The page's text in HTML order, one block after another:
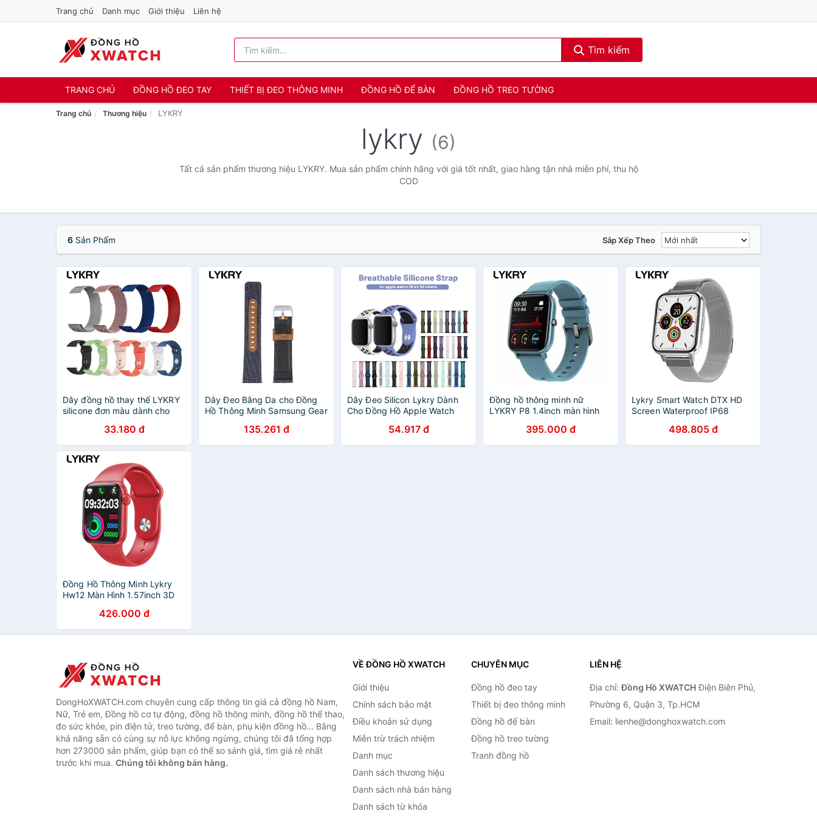
Trang chủ Danh mục Giới thiệu Liên hệ
Tìm kiếm
TRANG CHỦ ĐỒNG HỒ ĐEO TAY THIẾT BỊ ĐEO THÔNG MINH ĐỒNG HỒ ĐỂ BÀN ĐỒNG HỒ TREO TƯỜNG
Trang chủ Thương hiệu LYKRY
lykry (6)
Tất cả sản phẩm thương hiệu LYKRY. Mua sản phẩm chính hãng với giá tốt nhất, giao hàng tận nhà miễn phí, thu hộ
COD
6 Sản Phẩm Sắp Xếp Theo
Dây đồng hồ thay thế LYKRY
silicone đơn màu dành cho
W68 T500 Q99 W55
33.180 đ
Dây Đeo Bằng Da cho Đồng
Hồ Thông Minh Samsung Gear
Galaxy 42mm / 46mm Huami
amazfit Bip GTR 20mm /
135.261 đ
Dây Đeo Silicon Lykry Dành
Cho Đồng Hồ Apple Watch
54.917 đ
Đồng hồ thông minh nữ
LYKRY P8 1.4inch màn hình
GTS thể thao cho Xiaomi
Huawei
395.000 đ
Lykry Smart Watch DTX HD
Screen Waterproof IP68
Heart Rate Monitor Fitness
Tracker 1.78 Inch
498.805 đ
Đồng Hồ Thông Minh Lykry
Hw12 Màn Hình 1.57inch 3D
426.000 đ
DongHoXWATCH.com chuyên cung cấp thông tin giá cả đồng hồ Nam,
Nữ, Trẻ em, Đồng hồ cơ tự động, đồng hồ thông minh, đồng hồ thể thao,
đo sức khỏe, pin điện tử, treo tường, để bàn, phụ kiện đồng hồ... Bằng
khả năng sẵn có cùng sự nỗ lực không ngừng, chúng tôi đã tổng hợp
hơn 273000 sản phẩm, giúp bạn có thể so sánh giá, tìm giá rẻ nhất
trước khi mua. Chúng tôi không bán hàng.
VỀ ĐỒNG HỒ XWATCH
Giới thiệu
Chính sách bảo mật
Điều khoản sử dụng
Miễn trừ trách nhiệm
Danh mục
Danh sách thương hiệu
Danh sách nhà bán hàng
Danh sách từ khóa
CHUYÊN MỤC
Đồng hồ đeo tay
Thiết bị đeo thông minh
Đồng hồ để bàn
Đồng hồ treo tường
Tranh đồng hồ
LIÊN HỆ
Địa chỉ:Đồng Hồ XWATCHĐiện Biên Phủ,
Phường 6, Quận 3, Tp.HCM
Email: lienhe@donghoxwatch.com